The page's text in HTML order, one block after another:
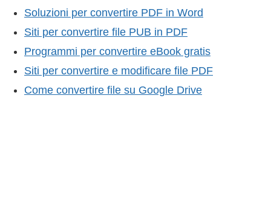
Soluzioni per convertire PDF in Word
Siti per convertire file PUB in PDF
Programmi per convertire eBook gratis
Siti per convertire e modificare file PDF
Come convertire file su Google Drive